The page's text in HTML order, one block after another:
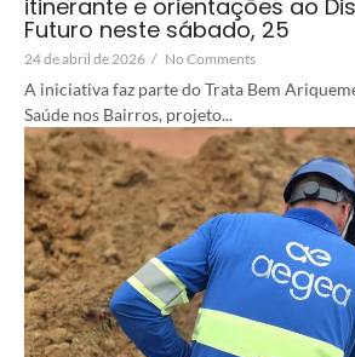
itinerante e orientações ao
Futuro neste sábado, 25
24 de abril de 2026 / No Comments
A iniciativa faz parte do Trata Bem
Saúde nos Bairros, projeto...